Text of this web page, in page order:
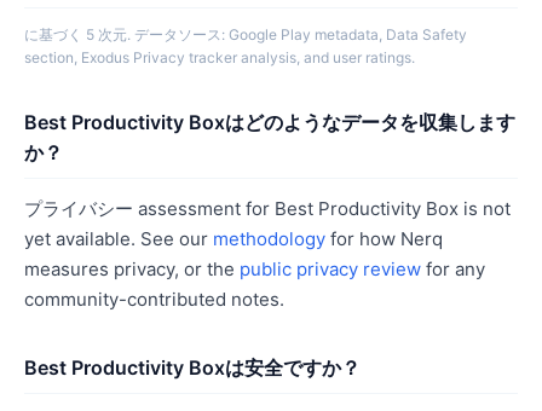
に基づく 5 次元. データソース: Google Play metadata, Data Safety
section, Exodus Privacy tracker analysis, and user ratings.
Best Productivity Boxはどのようなデータを収集します
か？
プライバシー assessment for Best Productivity Box is not
yet available. See our methodology for how Nerq
measures privacy, or the public privacy review for any
community-contributed notes.
Best Productivity Boxは安全ですか？